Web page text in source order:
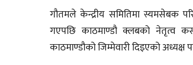
गौतमले केन्द्रीय समितिमा स्यमसेबक
गएपछि काठमाण्डौ क्लबको नेतृत्व
काठमाण्डौको जिम्मेवारी दिइएको अध्यक्ष